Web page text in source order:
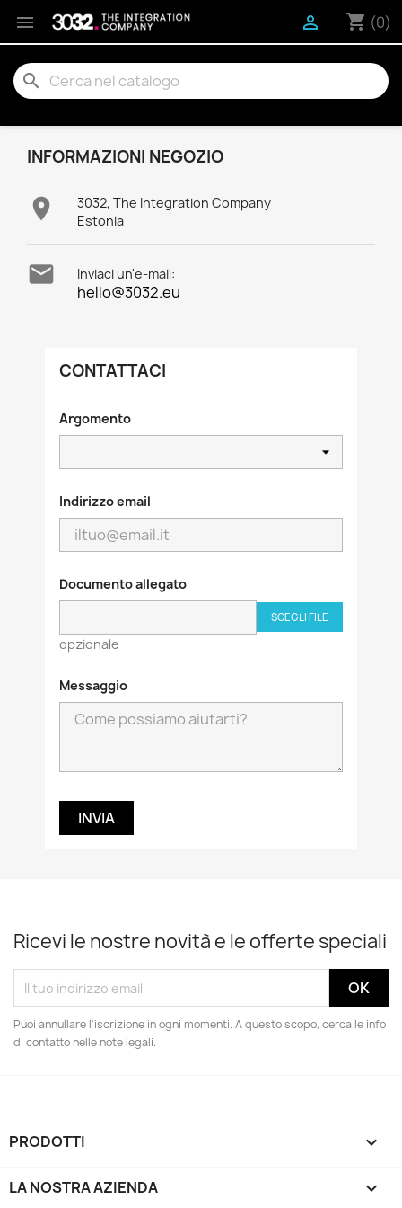
 shopping_cart (0)

search
INFORMAZIONI NEGOZIO

3032, The Integration Company
Estonia
 Inviaci un'e-mail:
hello@3032.eu
CONTATTACI
Argomento
Indirizzo email
Documento allegato
SCEGLI FILE
opzionale
Messaggio
Ricevi le nostre novità e le offerte speciali
Puoi annullare l'iscrizione in ogni momenti. A questo scopo, cerca le info
di contatto nelle note legali.
PRODOTTI 
LA NOSTRA AZIENDA 